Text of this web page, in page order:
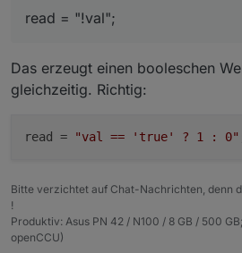
Grafana leider den Zustand
Edit:
desc = 'per Script erstellt';
typeAlias = 'number'; // oder
read = "!val";
Das erzeugt einen booleschen
gleichzeitig. Richtig:
read = "val == 'true' ? 1 : 0"
Bitte verzichtet auf Chat-Nachrichten, denn
!
Produktiv: Asus PN 42 / N100 / 8 GB / 500
openCCU)